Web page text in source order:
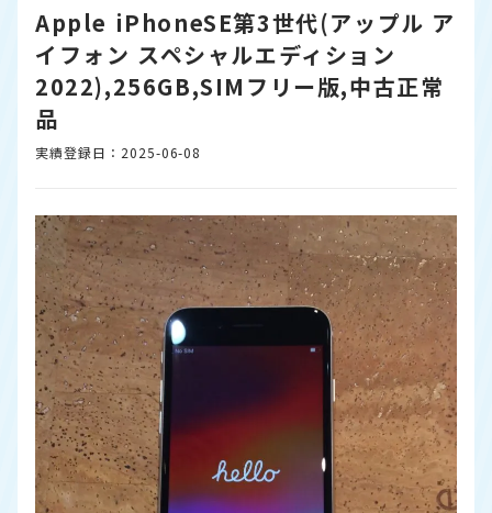
Apple iPhoneSE第3世代(アップル ア
イフォン スペシャルエディション
2022),256GB,SIMフリー版,中古正常
品
実績登録日：2025-06-08